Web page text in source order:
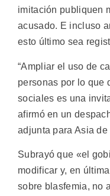
imitación publiquen
acusado. E incluso
esto último sea
“Ampliar el uso de
personas por lo que
sociales es una
afirmó en un
adjunta para Asia
Subrayó que «el
modificar y, en
sobre blasfemia, no